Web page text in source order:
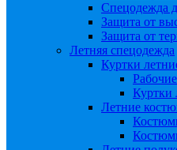
Спецодежда
Защита от
Защита от
Летняя спецодежда
Куртки
Куртки
Летние